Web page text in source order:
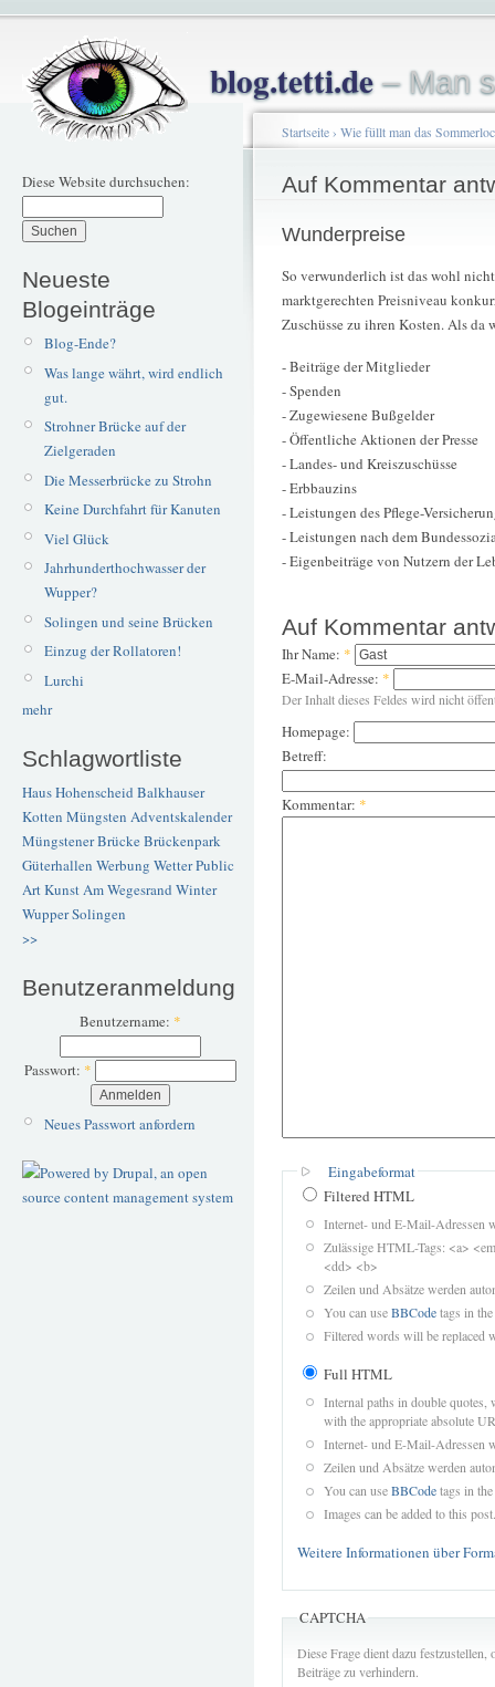
blog.tetti.de– Man
Diese Website durchsuchen:
Neueste
Blogeinträge
Blog-Ende?
Was lange währt, wird endlich
gut.
Strohner Brücke auf der
Zielgeraden
Die Messerbrücke zu Strohn
Keine Durchfahrt für Kanuten
Viel Glück
Jahrhunderthochwasser der
Wupper?
Solingen und seine Brücken
Einzug der Rollatoren!
Lurchi
mehr
Schlagwortliste
Haus Hohenscheid Balkhauser
Kotten Müngsten Adventskalender
Müngstener BrückeBrückenpark
Güterhallen Werbung WetterPublic
ArtKunstAm Wegesrand Winter
WupperSolingen
>>
Benutzeranmeldung
Benutzername: *
Passwort: *
Neues Passwort anfordern
Startseite› Wie füllt man das
Auf Kommentar
Wunderpreise
So verwunderlich ist das wohl
marktgerechten Preisniveau
Zuschüsse zu ihren Kosten. Als da
- Beiträge der Mitglieder
- Spenden
- Zugewiesene Bußgelder
- Öffentliche Aktionen der Presse
- Landes- und Kreiszuschüsse
- Erbbauzins
- Leistungen des Pflege-
- Leistungen nach dem
- Eigenbeiträge von Nutzern der
Auf Kommentar
Ihr Name: *
E-Mail-Adresse: *
Der Inhalt dieses Feldes wird nicht
Homepage:
Betreff:
Kommentar: *
Eingabeformat
Filtered HTML
Internet- und E-Mail-Adressen
Zulässige HTML-Tags: <a>
<dd> <b>
Zeilen und Absätze werden
You can useBBCodetags in
Filtered words will be replaced
Full HTML
Internal paths in double quotes,
with the appropriate absolute
Internet- und E-Mail-Adressen
Zeilen und Absätze werden
You can useBBCodetags in
Images can be added to this post.
Weitere Informationen über
CAPTCHA
Diese Frage dient dazu
Beiträge zu verhindern.